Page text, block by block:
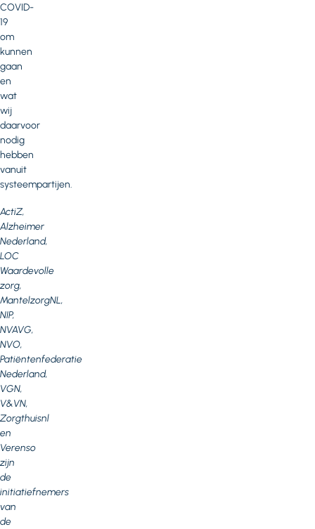
COVID-
19
om
kunnen
gaan
en
wat
wij
daarvoor
nodig
hebben
vanuit
systeempartijen.
ActiZ,
Alzheimer
Nederland,
LOC
Waardevolle
zorg,
MantelzorgNL,
NIP,
NVAVG,
NVO,
Patiëntenfederatie
Nederland,
VGN,
V&VN,
Zorgthuisnl
en
Verenso
zijn
de
initiatiefnemers
van
de